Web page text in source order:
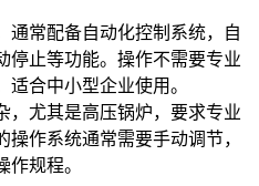
通常配备自动化控制系统，自
停止等功能。操作不需要专业
适合中小型企业使用。
，尤其是高压锅炉，要求专业
操作系统通常需要手动调节，
规程。